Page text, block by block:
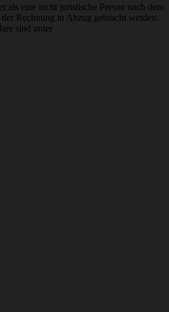
als eine nicht juristische Person nach dem
Rechnung in Abzug gebracht werden.
sind unter